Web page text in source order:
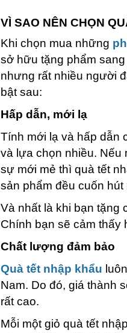
VÌ SAO NÊN CHỌN
Khi chọn mua những
sở hữu tặng phẩm
nhưng rất nhiều người
bật sau:
Hấp dẫn, mới lạ
Tính mới lạ và hấp dẫn
và lựa chọn nhiều. Nếu
sự mới mẻ thì quà tết
sản phẩm đều cuốn
Và nhất là khi bạn tặng
Chính bạn sẽ cảm thấy
Chất lượng đảm bảo
Quà tết nhập khẩu
Nam. Do đó, giá thành
rất cao.
Mỗi một giỏ quà tết